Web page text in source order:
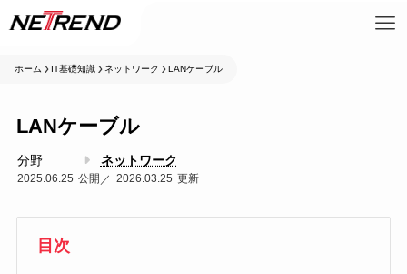
ホーム IT基礎知識 ネットワーク LANケーブル
LANケーブル
分野 ネットワーク
2025.06.25 2026.03.25
目次